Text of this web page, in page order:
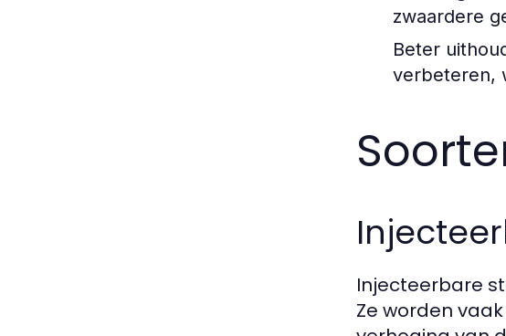
zwaardere
Beter
verbeteren,
Injecteerbare
Ze worden